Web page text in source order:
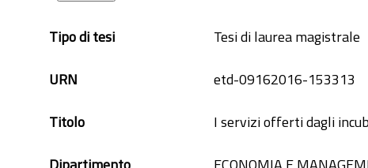
Tipo di tesi
Tesi di laurea magistrale
URN
etd-09162016-153313
Titolo
I servizi offerti dagli